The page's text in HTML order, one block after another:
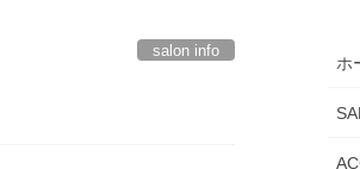
salon info
ホ